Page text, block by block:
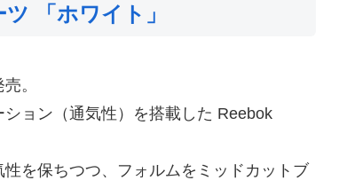
「ホワイト」
。
ョン（通気性）を搭載した Reebok
を保ちつつ、フォルムをミッドカットブ